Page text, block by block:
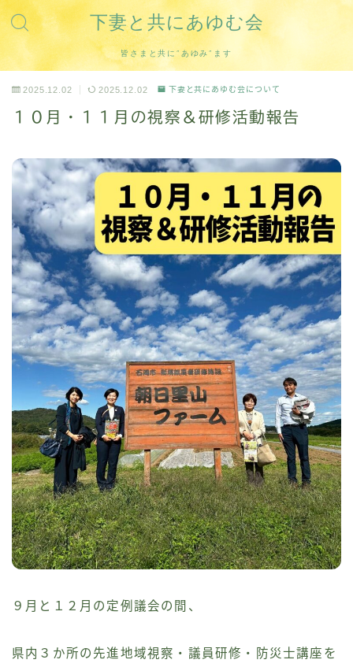
下妻と共にあゆむ会
皆さまと共に”あゆみ”ます
2025.12.02 2025.12.02 下妻と共にあゆむ会について
１０月・１１月の視察＆研修活動報告
９月と１２月の定例議会の間、
県内３か所の先進地域視察・議員研修・防災士講座を